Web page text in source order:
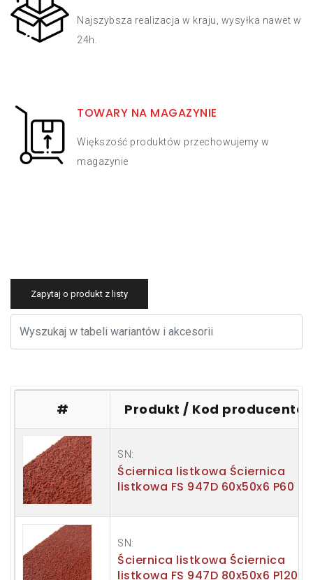
Najszybsza realizacja w kraju, wysyłka nawet w
24h.
TOWARY NA MAGAZYNIE
Większość produktów przechowujemy w
magazynie
Zapytaj o produkt z listy
# Produkt / Kod producenta
SN:
Ściernica listkowa Ściernica
listkowa FS 947D 60x50x6 P60
SN:
Ściernica listkowa Ściernica
listkowa FS 947D 80x50x6 P120